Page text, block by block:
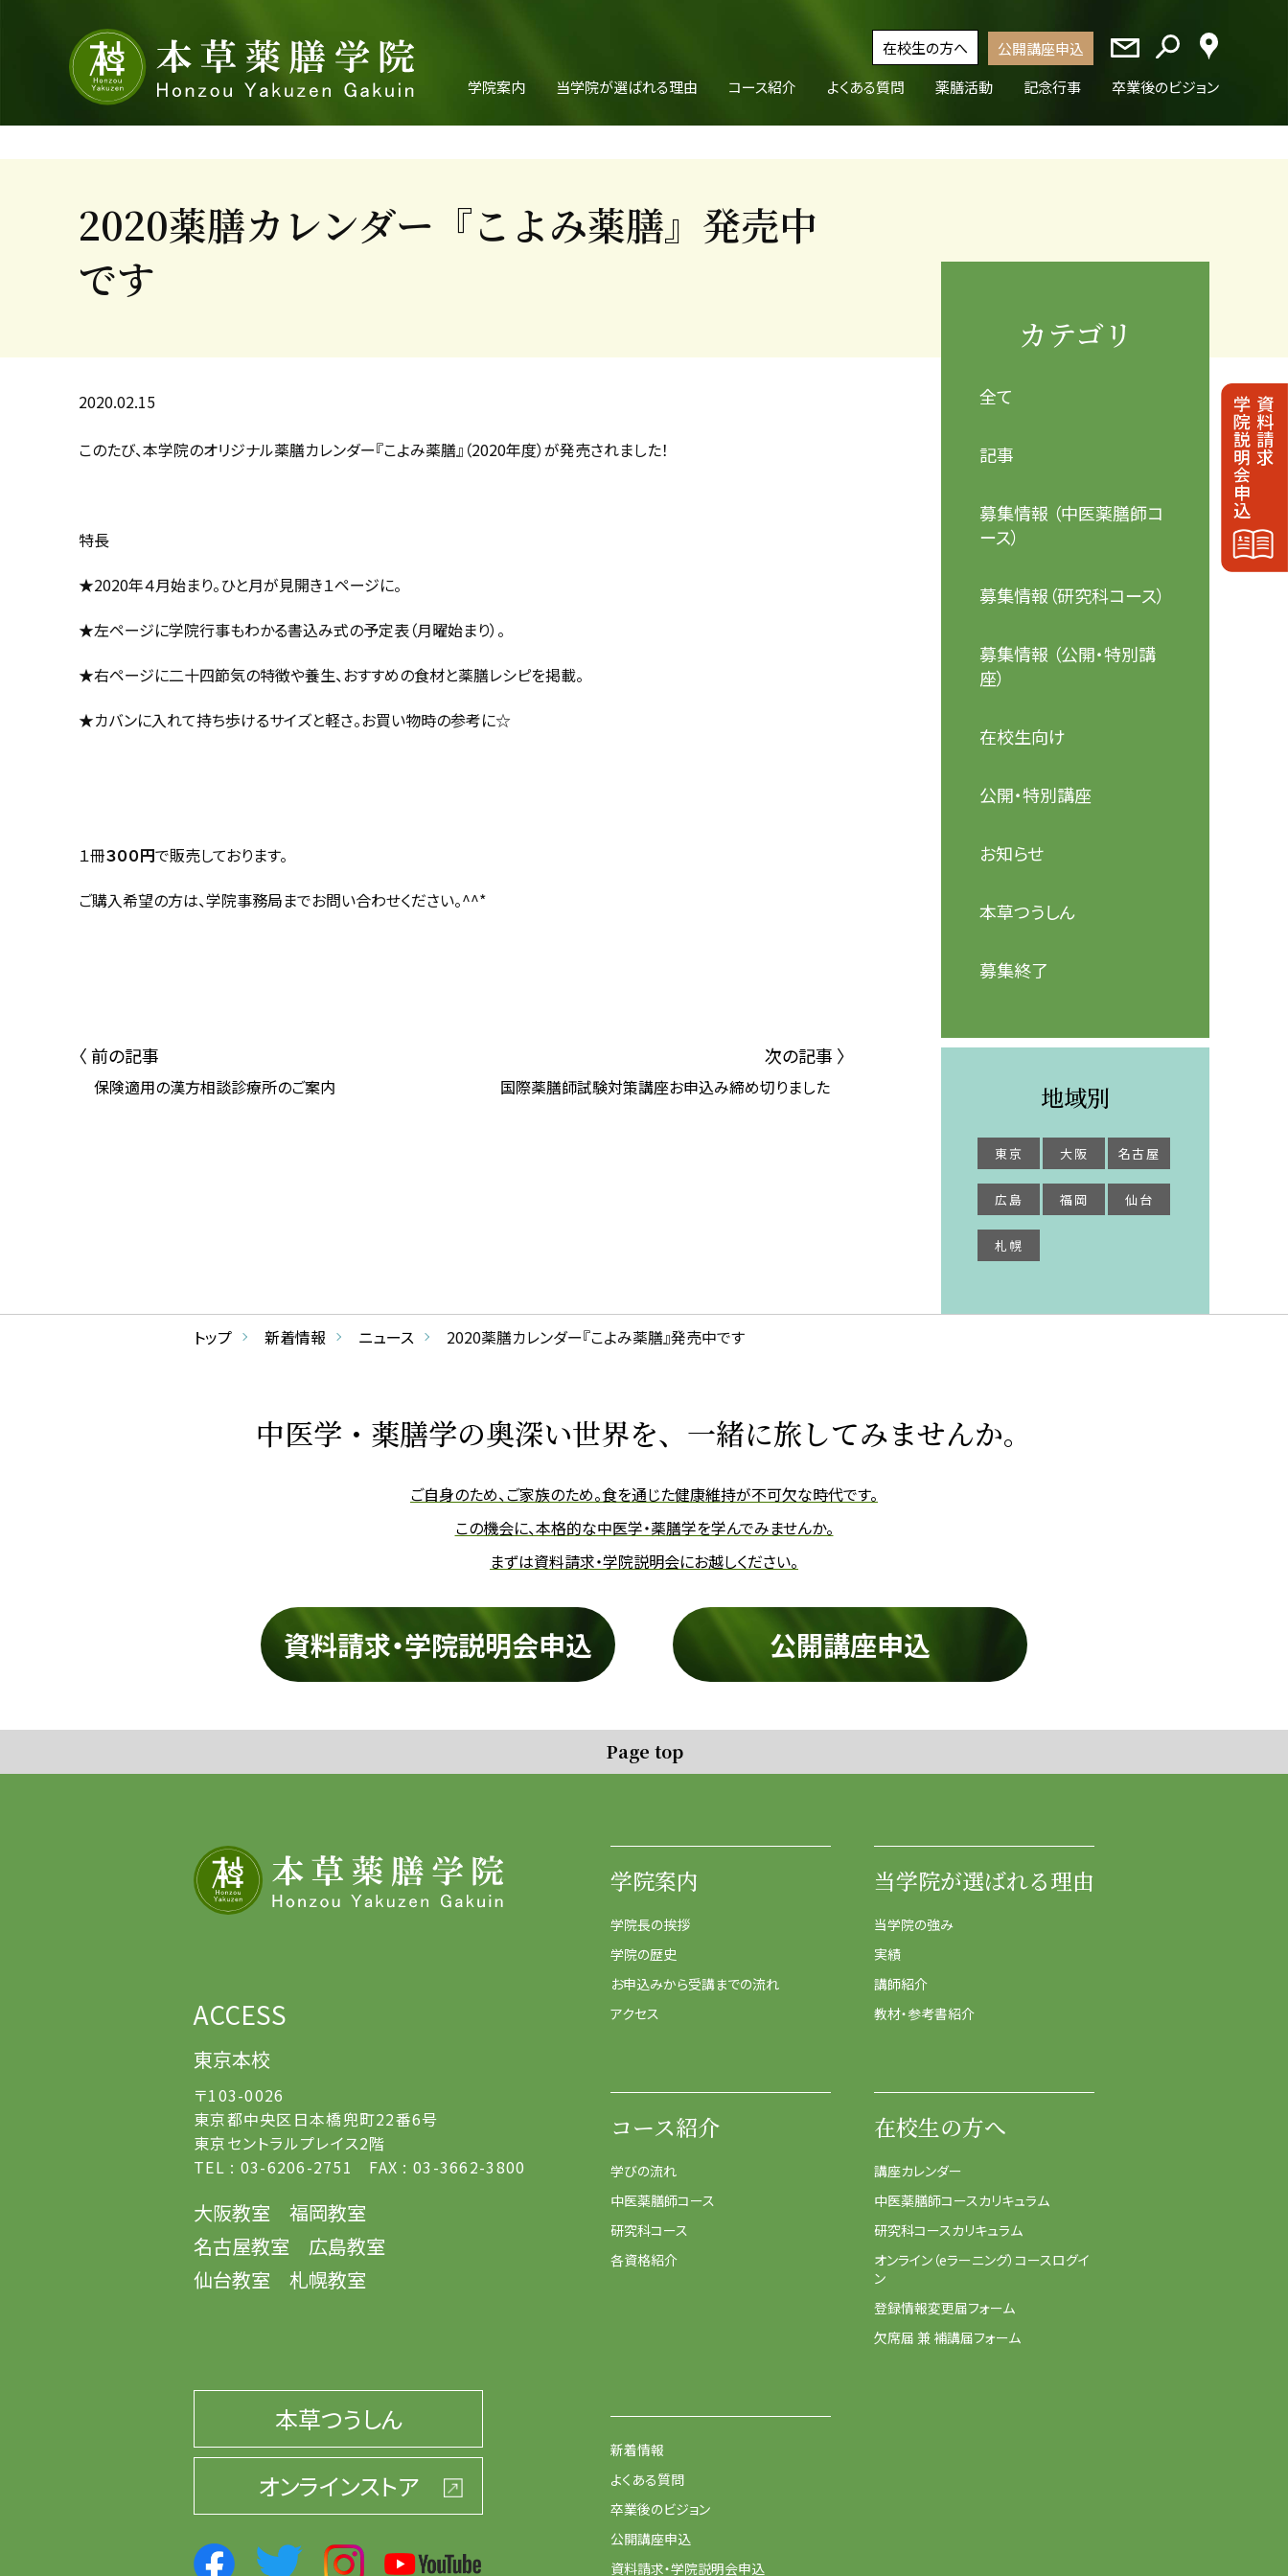
在校生の方へ
公開講座申込
学院案内
当学院が選ばれる理由 コース紹介 よくある質問 薬膳活動 記念行事 卒業後のビジョン
2020薬膳カレンダー『こよみ薬膳』発売中
です
2020.02.15
このたび、本学院のオリジナル薬膳カレンダー『こよみ薬膳』（2020年度）が発売されました！
特長
★2020年４月始まり。ひと月が見開き１ページに。
★左ページに学院行事もわかる書込み式の予定表（月曜始まり）。
★右ページに二十四節気の特徴や養生、おすすめの食材と薬膳レシピを掲載。
★カバンに入れて持ち歩けるサイズと軽さ。お買い物時の参考に☆
１冊３００円で販売しております。
ご購入希望の方は、学院事務局までお問い合わせください。^^*
〈 前の記事
保険適用の漢方相談診療所のご案内
次の記事 〉
国際薬膳師試験対策講座お申込み締め切りました
カテゴリ
全て
記事
募集情報 （中医薬膳師コ
ース）
募集情報（研究科コース）
募集情報 （公開・特別講
座）
在校生向け
公開・特別講座
お知らせ
本草つうしん
募集終了
地域別
東京 大阪 名古屋
広島 福岡 仙台
札幌
トップ 新着情報 ニュース 2020薬膳カレンダー『こよみ薬膳』発売中です
中医学・薬膳学の奥深い世界を、 一緒に旅してみませんか。
ご自身のため、ご家族のため。食を通じた健康維持が不可欠な時代です。
この機会に、本格的な中医学・薬膳学を学んでみませんか。
まずは資料請求・学院説明会にお越しください。
資料請求・学院説明会申込 公開講座申込
Page top
ACCESS
東京本校
〒103-0026
東京都中央区日本橋兜町22番6号
東京セントラルプレイス2階
TEL : 03-6206-2751 FAX : 03-3662-3800
大阪教室
福岡教室
名古屋教室
広島教室
仙台教室
札幌教室
本草つうしん
オンラインストア
学院案内
学院長の挨拶
学院の歴史
お申込みから受講までの流れ
アクセス
当学院が選ばれる理由
当学院の強み
実績
講師紹介
教材・参考書紹介
コース紹介
学びの流れ
中医薬膳師コース
研究科コース
各資格紹介
在校生の方へ
講座カレンダー
中医薬膳師コースカリキュラム
研究科コースカリキュラム
オンライン（eラーニング）コースログイ
ン
登録情報変更届フォーム
欠席届 兼 補講届フォーム
新着情報
よくある質問
卒業後のビジョン
公開講座申込
資料請求・学院説明会申込